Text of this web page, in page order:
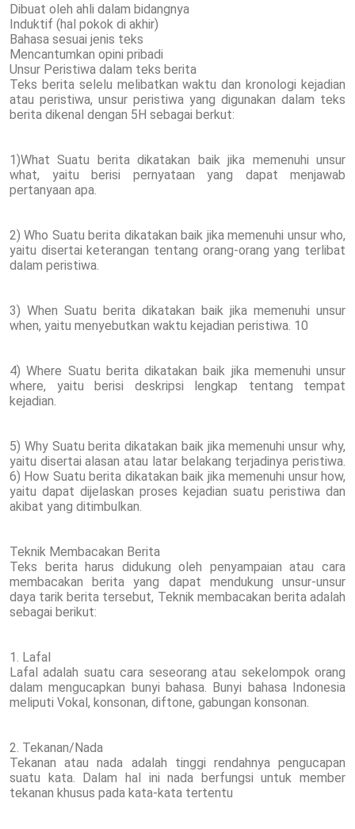
Dibuat oleh ahli dalam bidangnya
Induktif (hal pokok di akhir)
Bahasa sesuai jenis teks
Mencantumkan opini pribadi
Unsur Peristiwa dalam teks berita
Teks berita selelu melibatkan waktu dan kronologi kejadian
atau peristiwa, unsur peristiwa yang digunakan dalam teks
berita dikenal dengan 5H sebagai berkut:
1)What Suatu berita dikatakan baik jika memenuhi unsur
what, yaitu berisi pernyataan yang dapat menjawab
pertanyaan apa.
2) Who Suatu berita dikatakan baik jika memenuhi unsur who,
yaitu disertai keterangan tentang orang-orang yang terlibat
dalam peristiwa.
3) When Suatu berita dikatakan baik jika memenuhi unsur
when, yaitu menyebutkan waktu kejadian peristiwa. 10
4) Where Suatu berita dikatakan baik jika memenuhi unsur
where, yaitu berisi deskripsi lengkap tentang tempat
kejadian.
5) Why Suatu berita dikatakan baik jika memenuhi unsur why,
yaitu disertai alasan atau latar belakang terjadinya peristiwa.
6) How Suatu berita dikatakan baik jika memenuhi unsur how,
yaitu dapat dijelaskan proses kejadian suatu peristiwa dan
akibat yang ditimbulkan.
Teknik Membacakan Berita
Teks berita harus didukung oleh penyampaian atau cara
membacakan berita yang dapat mendukung unsur-unsur
daya tarik berita tersebut, Teknik membacakan berita adalah
sebagai berikut:
1. Lafal
Lafal adalah suatu cara seseorang atau sekelompok orang
dalam mengucapkan bunyi bahasa. Bunyi bahasa Indonesia
meliputi Vokal, konsonan, diftone, gabungan konsonan.
2. Tekanan/Nada
Tekanan atau nada adalah tinggi rendahnya pengucapan
suatu kata. Dalam hal ini nada berfungsi untuk member
tekanan khusus pada kata-kata tertentu